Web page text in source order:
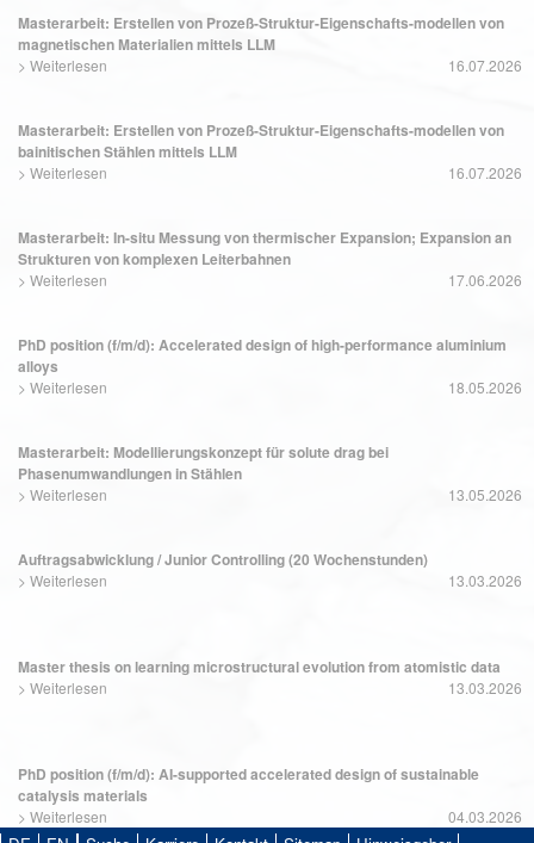
Masterarbeit: Erstellen von Prozeß-Struktur-Eigenschafts-modellen von
magnetischen Materialien mittels LLM
> Weiterlesen 16.07.2026
Masterarbeit: Erstellen von Prozeß-Struktur-Eigenschafts-modellen von
bainitischen Stählen mittels LLM
> Weiterlesen 16.07.2026
Masterarbeit: In-situ Messung von thermischer Expansion; Expansion an
Strukturen von komplexen Leiterbahnen
> Weiterlesen 17.06.2026
PhD position (f/m/d): Accelerated design of high-performance aluminium
alloys
> Weiterlesen 18.05.2026
Masterarbeit: Modellierungskonzept für solute drag bei
Phasenumwandlungen in Stählen
> Weiterlesen 13.05.2026
Auftragsabwicklung / Junior Controlling (20 Wochenstunden)
> Weiterlesen 13.03.2026
Master thesis on learning microstructural evolution from atomistic data
> Weiterlesen 13.03.2026
PhD position (f/m/d): AI-supported accelerated design of sustainable
catalysis materials
> Weiterlesen 04.03.2026